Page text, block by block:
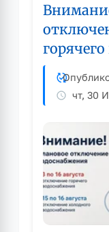
по
чт, 30